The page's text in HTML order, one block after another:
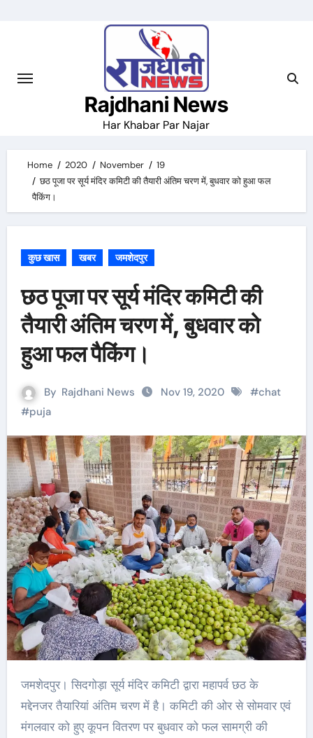
Rajdhani News
Har Khabar Par Najar
Home 2020 November
19
छठ पूजा पर सूर्य मंदिर कमिटी की तैयारी अंतिम चरण में, बुधवार को हुआ फल
पैकिंग।
कुछ खास खबर जमशेदपुर
छठ पूजा पर सूर्य मंदिर कमिटी की
तैयारी अंतिम चरण में, बुधवार को
हुआ फल पैकिंग।
By Rajdhani News Nov 19, 2020 #chat
#puja
जमशेदपुर। सिदगोड़ा सूर्य मंदिर कमिटी द्वारा महापर्व छठ के
मद्देनजर तैयारियां अंतिम चरण में है। कमिटी की ओर से सोमवार एवं
मंगलवार को हुए कूपन वितरण पर बुधवार को फल सामग्री की